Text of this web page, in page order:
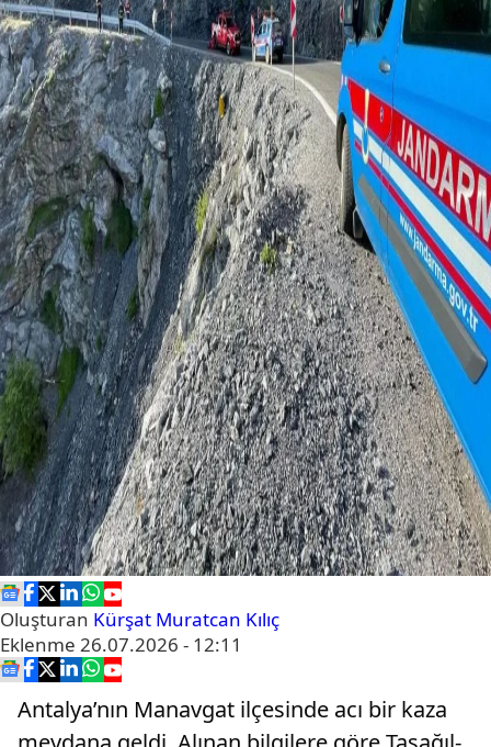
Oluşturan Kürşat Muratcan Kılıç
Eklenme 26.07.2026 - 12:11
Antalya’nın Manavgat ilçesinde acı bir kaza